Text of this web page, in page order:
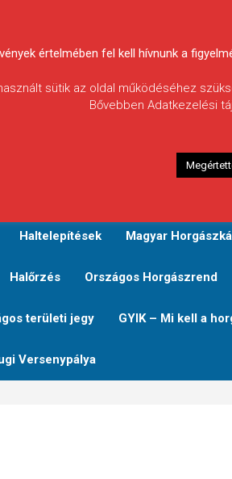
Haltelepítések Magyar
Halőrzés Országos Horgászrend
területi jegy GYIK – Mi kell a
Versenypálya
értelmében fel kell hívnunk a
sütik az oldal működéséhez
Bővebben Adatkezelési